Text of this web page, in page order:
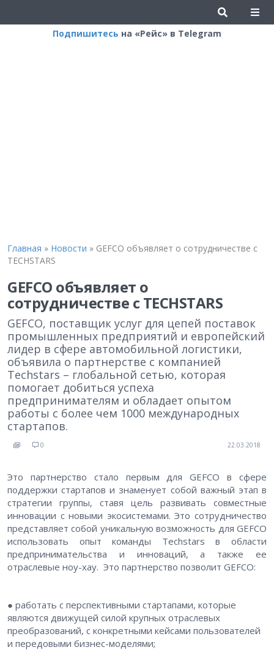
Подпишитесь на «Рейс» в Telegram
Главная » Новости » GEFCO объявляет о сотрудничестве с
TECHSTARS
GEFCO объявляет о
сотрудничестве с TECHSTARS
GEFCO, поставщик услуг для цепей поставок
промышленных предприятий и европейский
лидер в сфере автомобильной логистики,
объявила о партнерстве с компанией
Techstars – глобальной сетью, которая
помогает добиться успеха
предпринимателям и обладает опытом
работы с более чем 1000 международных
стартапов.
0 22.03.2018
Это партнерство стало первым для GEFCO в сфере
поддержки стартапов и знаменует собой важный этап в
стратегии группы, ставя цель развивать совместные
инновации с новыми экосистемами. Это сотрудничество
представляет собой уникальную возможность для GEFCO
использовать опыт команды Techstars в области
предпринимательства и инноваций, а также ее
отраслевые ноу-хау. Это партнерство позволит GEFCO:
● работать с перспективными стартапами, которые
являются движущей силой крупных отраслевых
преобразований, с конкретными кейсами пользователей
и передовыми бизнес-моделями;